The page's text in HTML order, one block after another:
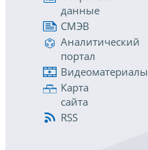
данные
СМЭВ
Аналитический
портал
Видеоматериалы
Карта
сайта
RSS